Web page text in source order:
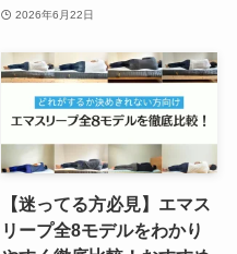
2026年6月22日
【迷ってる方必見】エマス
リープ全8モデルをわかり